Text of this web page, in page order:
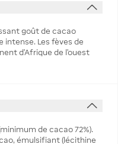
goût de cacao
Les fèves de
d'Afrique de l'ouest
de cacao 72%).
émulsifiant (lécithine